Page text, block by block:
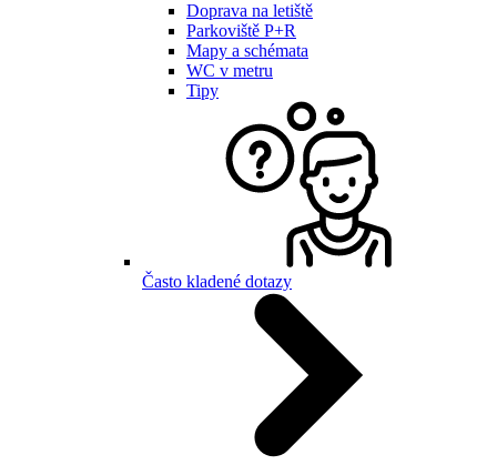
Doprava na letiště
Parkoviště P+R
Mapy a schémata
WC v metru
Tipy
Často kladené dotazy